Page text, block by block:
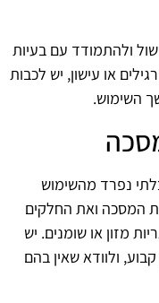
ולהתמודד עם בעיות
או עישון, יש לכבות
השימוש.
נפרד מהשימוש
המסכה ואת החלקים
מזון או שומנים. יש
ולוודא שאין בהם